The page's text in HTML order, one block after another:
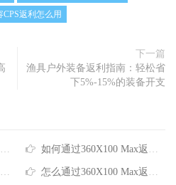
CPS返利怎么用
下一篇
渔具户外装备返利指南：轻松省
下5%-15%的装备开支
如何通过360X100 Max返利小程序实现网购省钱自由
怎么通过360X100 Max返利app省下每年网购开支